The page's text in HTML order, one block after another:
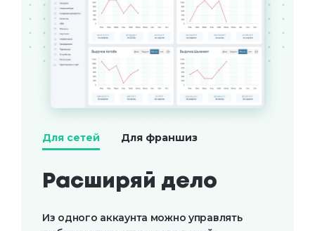
Для сетей Для франшиз
Расширяй дело
Из одного аккаунта можно управлять